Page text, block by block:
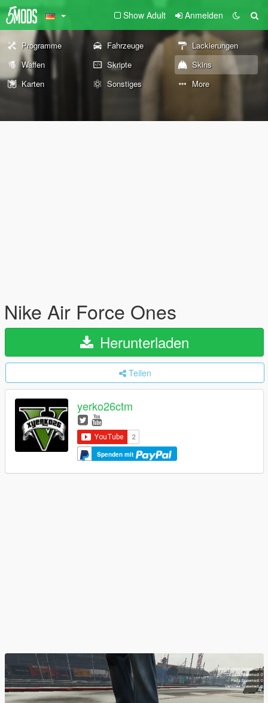
Show Adult Anmelden
Programme Fahrzeuge
Lackierungen
Waffen
Skripte
Skins
Karten
Sonstiges More
Nike Air Force Ones
Herunterladen
Teilen
yerko26ctm
Spenden mit